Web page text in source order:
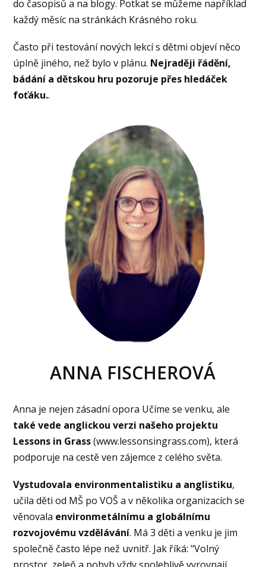
do časopisů a na blogy. Potkat se můžeme například
každý měsíc na stránkách Krásného roku.
Často při testování nových lekcí s dětmi objeví něco
úplně jiného, než bylo v plánu. Nejraději řádění,
bádání a dětskou hru pozoruje přes hledáček
foťáku..
ANNA FISCHEROVÁ
Anna je nejen zásadní opora Učíme se venku, ale
také vede anglickou verzi našeho projektu
Lessons in Grass(www.lessonsingrass.com), která
podporuje na cestě ven zájemce z celého světa.
Vystudovala environmentalistiku a anglistiku,
učila děti od MŠ po VOŠ a v několika organizacích se
věnovala environmetálnímu a globálnímu
rozvojovému vzdělávání. Má 3 děti a venku je jim
společně často lépe než uvnitř. Jak říká: "Volný